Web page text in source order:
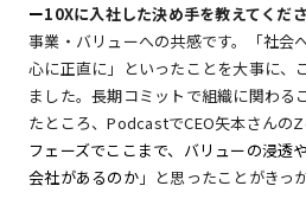
ー10Xに入社した決め手を教えてくだ
事業・バリューへの共感です。「社会
心に正直に」といったことを大事に、
ました。長期コミットで組織に関わる
たところ、PodcastでCEO矢本さんの
フェーズでここまで、バリューの浸透
会社があるのか」と思ったことがきっ